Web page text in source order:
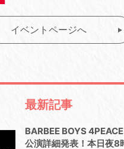
イベントページへ
最新記事
BARBEE BOYS
公演詳細発表！本日夜8